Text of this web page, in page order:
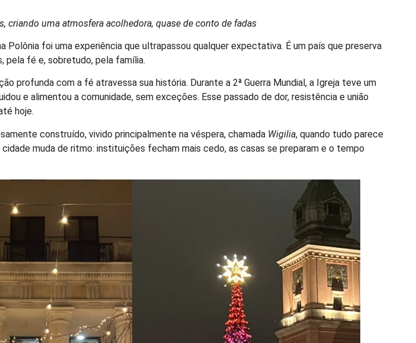
criando uma atmosfera acolhedora, quase de conto de fadas
foi uma experiência que ultrapassou qualquer expectativa. É um país que preserva
pela fé e, sobretudo, pela família.
profunda com a fé atravessa sua história. Durante a 2ª Guerra Mundial, a Igreja teve um
e alimentou a comunidade, sem exceções. Esse passado de dor, resistência e união
hoje.
construído, vivido principalmente na véspera, chamada Wigilia, quando tudo parece
muda de ritmo: instituições fecham mais cedo, as casas se preparam e o tempo